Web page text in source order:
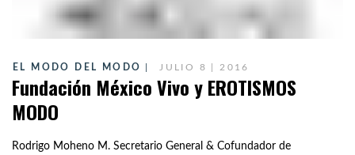
EL MODO DEL MODO JULIO 8 | 2016
Fundación México Vivo y EROTISMOS
MODO
Rodrigo Moheno M. Secretario General & Cofundador de